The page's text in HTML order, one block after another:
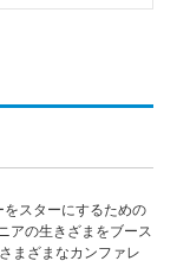
スターにするための
アの生きざまをブース
まざまなカンファレ